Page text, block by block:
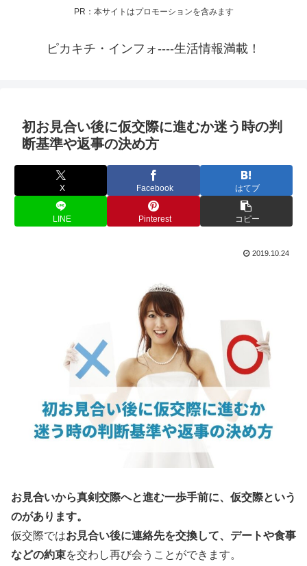
PR：本サイトはプロモーションを含みます
ピカキチ・インフォ----生活情報満載！
初お見合い後に仮交際に進むか迷う時の判
断基準や返事の決め方
X Facebook はてブ
LINE Pinterest コピー
2019.10.24
お見合いから真剣交際へと進む一歩手前に、仮交際という
のがあります。
仮交際ではお見合い後に連絡先を交換して、デートや食事
などの約束を交わし再び会うことができます。